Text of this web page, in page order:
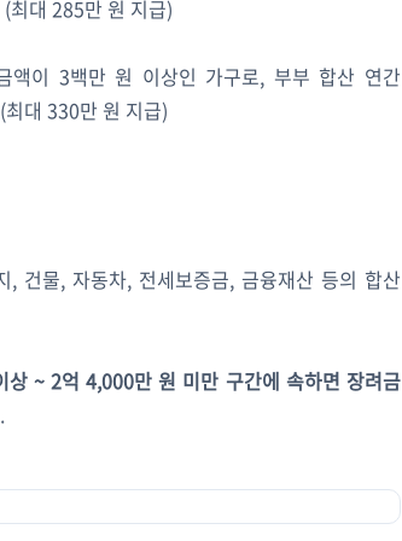
최대 285만 원 지급)
액이 3백만 원 이상인 가구로, 부부 합산 연간
대 330만 원 지급)
건물, 자동차, 전세보증금, 금융재산 등의 합산
상 ~ 2억 4,000만 원 미만 구간에 속하면 장려금